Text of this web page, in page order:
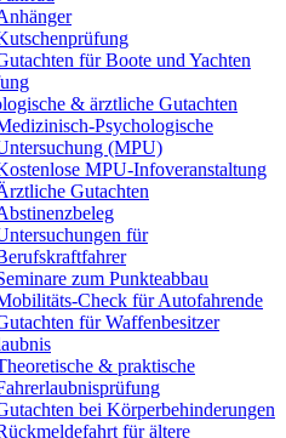
für Boote und Yachten
& ärztliche Gutachten
Psychologische
(MPU)
MPU-Infoveranstaltung
Gutachten
für
zum Punkteabbau
Check für Autofahrende
für Waffenbesitzer
& praktische
bei Körperbehinderungen
für ältere